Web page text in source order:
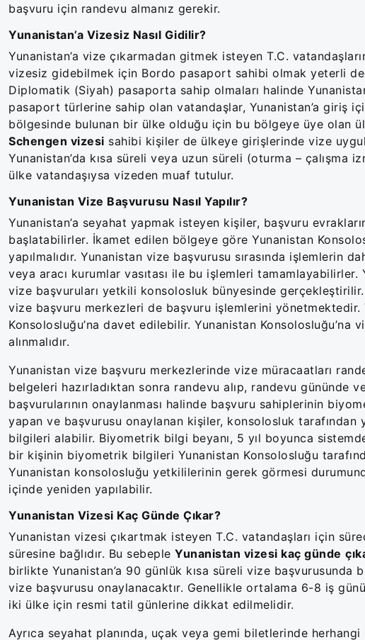
başvuru için randevu almanız gerekir.
Yunanistan’a Vizesiz Nasıl Gidilir?
Yunanistan’a vize çıkarmadan gitmek isteyen T.C.
vizesiz gidebilmek için Bordo pasaport sahibi olmak yeterli
Diplomatik (Siyah) pasaporta sahip olmaları halinde
pasaport türlerine sahip olan vatandaşlar, Yunanistan’a giriş
bölgesinde bulunan bir ülke olduğu için bu bölgeye üye olan
Schengen vizesi sahibi kişiler de ülkeye girişlerinde vize
Yunanistan’da kısa süreli veya uzun süreli (oturma –
ülke vatandaşıysa vizeden muaf tutulur.
Yunanistan Vize Başvurusu Nasıl Yapılır?
Yunanistan’a seyahat yapmak isteyen kişiler, başvuru
başlatabilirler. İkamet edilen bölgeye göre Yunanistan
yapılmalıdır. Yunanistan vize başvurusu sırasında işlemlerin
veya aracı kurumlar vasıtası ile bu işlemleri
vize başvuruları yetkili konsolosluk bünyesinde
vize başvuru merkezleri de başvuru işlemlerini
Konsolosluğu’na davet edilebilir. Yunanistan
alınmalıdır.
Yunanistan vize başvuru merkezlerinde vize müracaatları
belgeleri hazırladıktan sonra randevu alıp, randevu gününde
başvurularının onaylanması halinde başvuru sahiplerinin
yapan ve başvurusu onaylanan kişiler, konsolosluk
bilgileri alabilir. Biyometrik bilgi beyanı, 5 yıl boyunca
bir kişinin biyometrik bilgileri Yunanistan Konsolosluğu
Yunanistan konsolosluğu yetkililerinin gerek görmesi
içinde yeniden yapılabilir.
Yunanistan Vizesi Kaç Günde Çıkar?
Yunanistan vizesi çıkartmak isteyen T.C. vatandaşları için
süresine bağlıdır. Bu sebeple Yunanistan vizesi kaç günde
birlikte Yunanistan’a 90 günlük kısa süreli vize
vize başvurusu onaylanacaktır. Genellikle ortalama 6-8 iş
iki ülke için resmi tatil günlerine dikkat edilmelidir.
Ayrıca seyahat planında, uçak veya gemi biletlerinde